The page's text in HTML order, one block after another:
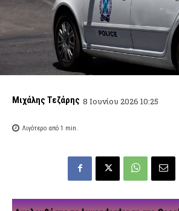
Μιχάλης Τεζάρης 8 Ιουνίου 2026 10:25
Λιγότερο από 1 min.